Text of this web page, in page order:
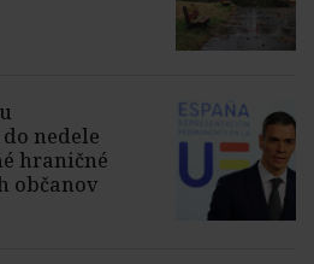
nedele
hraničné
občanov